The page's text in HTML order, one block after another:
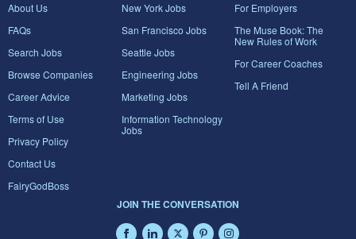
About Us
FAQs
Search Jobs
Browse Companies
Career Advice
Terms of Use
Privacy Policy
Contact Us
FairyGodBoss
New York Jobs
San Francisco Jobs
Seattle Jobs
Engineering Jobs
Marketing Jobs
Information Technology
Jobs
For Employers
The Muse Book: The
New Rules of Work
For Career Coaches
Tell A Friend
JOIN THE CONVERSATION